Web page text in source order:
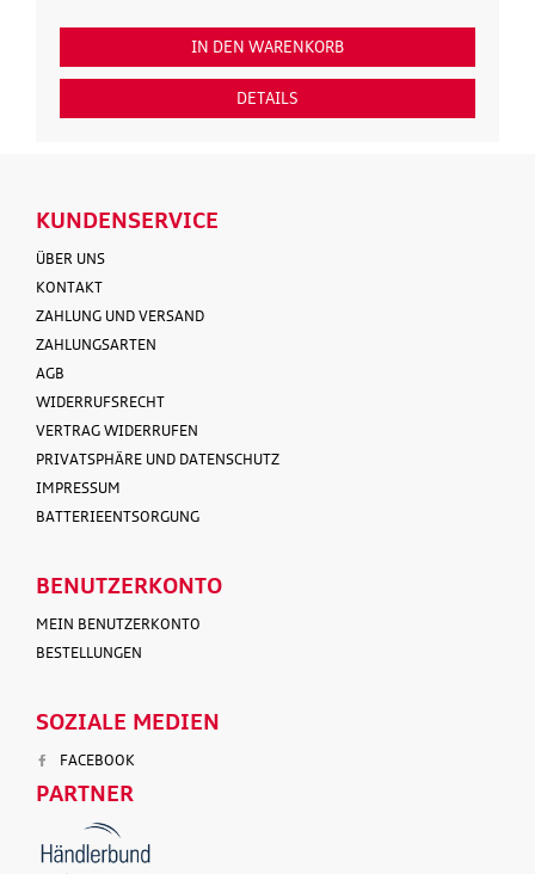
IN DEN WARENKORB
DETAILS
KUNDENSERVICE
ÜBER UNS
KONTAKT
ZAHLUNG UND VERSAND
ZAHLUNGSARTEN
AGB
WIDERRUFSRECHT
VERTRAG WIDERRUFEN
PRIVATSPHÄRE UND DATENSCHUTZ
IMPRESSUM
BATTERIEENTSORGUNG
BENUTZERKONTO
MEIN BENUTZERKONTO
BESTELLUNGEN
SOZIALE MEDIEN
FACEBOOK
PARTNER